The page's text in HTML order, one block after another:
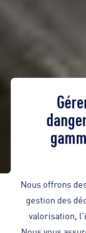
Nous offrons
gestion des
valorisation,